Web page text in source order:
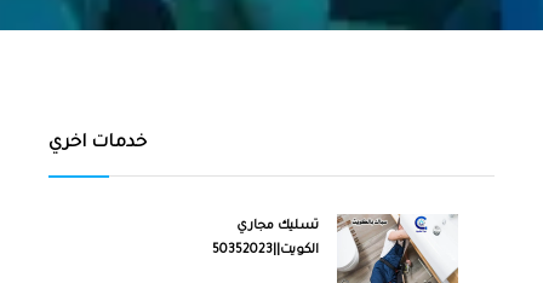
خدمات اخري
تسليك مجاري
الكويت||50352023